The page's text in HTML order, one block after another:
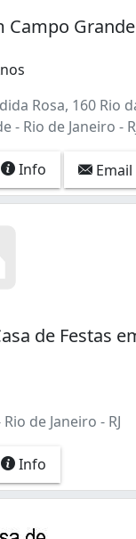
Campo Grande
Rosa, 160 Rio
- Rio de Janeiro -
Info Email
de Festas
de Janeiro - RJ
Info